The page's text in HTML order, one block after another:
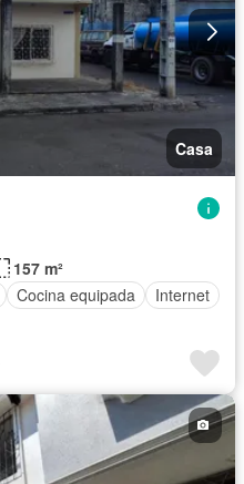
Casa
157 m²
Cocina equipada
Internet